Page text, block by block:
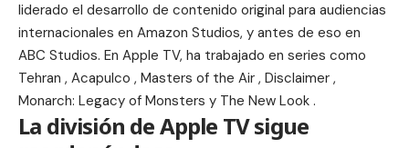
liderado el desarrollo de contenido original para audiencias
internacionales en Amazon Studios, y antes de eso en
ABC Studios. En Apple TV, ha trabajado en series como
Tehran , Acapulco , Masters of the Air , Disclaimer ,
Monarch: Legacy of Monsters y The New Look .
La división de Apple TV sigue